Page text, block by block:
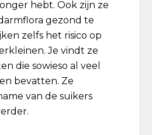
hebt. Ook zijn ze
gezond te
zelfs het risico op
Je vindt ze
die sowieso al veel
bevatten. Ze
van de suikers